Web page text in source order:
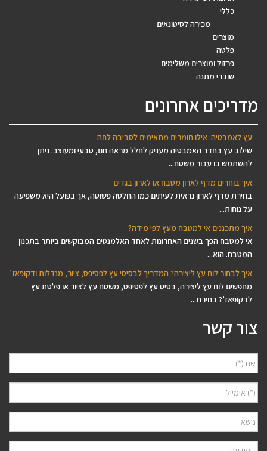
כללי
מכירה לסיטונאים
מוצרים
פלטה
פרזול ומוצרים משלימים
שוברי מתנה
מדריכים אחרונים
עץ לאמבטיה: אילו חומרים מתאימים לסביבה לחה
שילוב עץ בחדר האמבטיה מעניק לחלל מראה חם, טבעי ומעוצב. ניתן
להשתמש בו עבור משטח...
איך בוחרים מדף לארון מטבח או לארון בגדים
בחירת מדף לארון נראית לעיתים כמו החלטה פשוטה, אך בפועל היא משפיעה
על נוחות...
איך מתכננים אי למטבח מעץ לפי מידה?
אי למטבח הפך בשנים האחרונות לאחד האלמנטים המבוקשים ביותר בתכנון
המטבח. הוא...
איך לבחור לוח עץ ליצירה? המדריך לבסיסי עץ לפסיפס, ציור, מנדלות ודקופאז'
מחפשים לוח עץ ליצירה, בסיס עץ לפסיפס, משטח עץ לציור או פלטת עץ
לדקופאז’? בחירת...
צור קשר